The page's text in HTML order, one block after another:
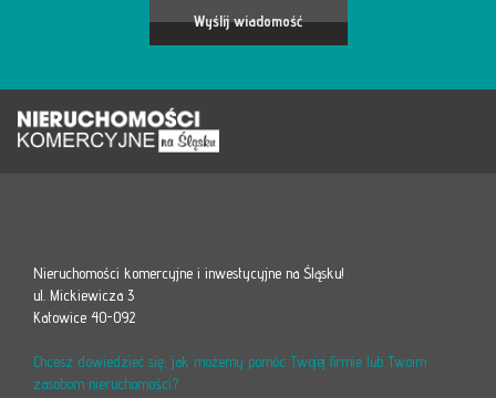
Nieruchomości komercyjne i inwestycyjne na Śląsku!
ul. Mickiewicza 3
Katowice 40-092
Chcesz dowiedzieć się, jak możemy pomóc Twojej firmie lub Twoim
zasobom nieruchomości?